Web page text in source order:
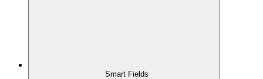
Smart Fields